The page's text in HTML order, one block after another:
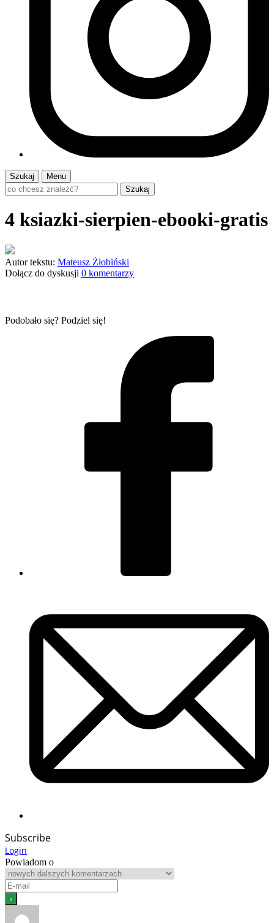
Szukaj
Menu
Szukaj
4 ksiazki-sierpien-ebooki-gratis
Autor tekstu: Mateusz Żłobiński
Dołącz do dyskusji 0 komentarzy
Podobało się? Podziel się!
Subscribe
Login
Powiadom o